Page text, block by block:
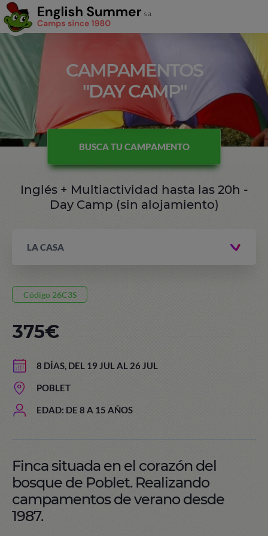
CAMPAMENTOS
"DAY CAMP"
BUSCA TU CAMPAMENTO
Inglés + Multiactividad hasta las 20h -
Day Camp (sin alojamiento)
LA CASA
Código 26C3S
8 DÍAS, DEL 19 JUL AL 26 JUL
POBLET
EDAD: DE 8 A 15 AÑOS
375€
Finca situada en el corazón del
bosque de Poblet. Realizando
campamentos de verano desde
1987.